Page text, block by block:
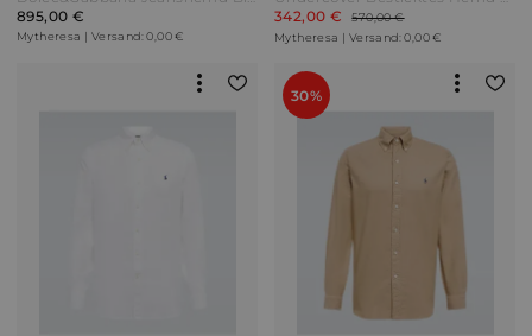
895,00 €
Mytheresa | Versand: 0,00 €
342,00 €
570,00 €
Mytheresa | Versand: 0,00 €
30%